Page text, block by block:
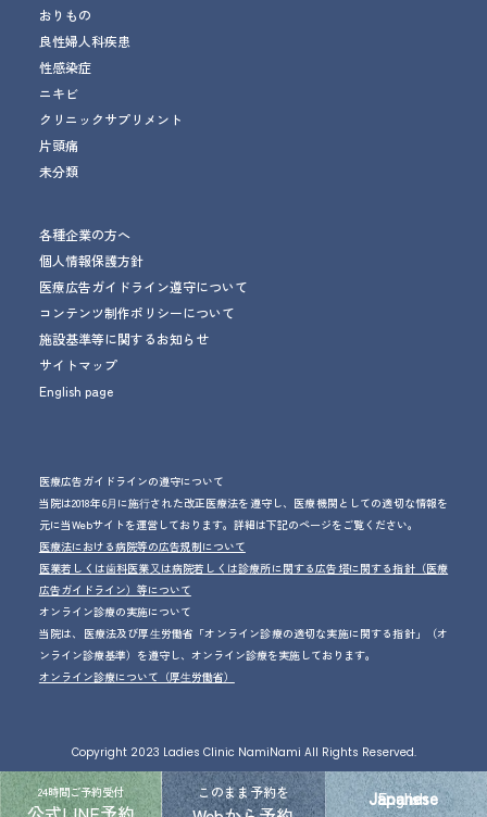
おりもの
良性婦人科疾患
性感染症
ニキビ
クリニックサプリメント
片頭痛
未分類
各種企業の方へ
個人情報保護方針
医療広告ガイドライン遵守について
コンテンツ制作ポリシーについて
施設基準等に関するお知らせ
サイトマップ
English page
医療広告ガイドラインの遵守について
当院は2018年6⽉に施⾏された改正医療法を遵守し、医療機関としての適切な情報を
元に当Webサイトを運営しております。詳細は下記のページをご覧ください。
医療法における病院等の広告規制について
医業若しくは⻭科医業⼜は病院若しくは診療所に関する広告塔に関する指針（医療
広告ガイドライン）等について
オンライン診療の実施について
当院は、医療法及び厚⽣労働省「オンライン診療の適切な実施に関する指針」（オ
ンライン診療基準）を遵守し、オンライン診療を実施しております。
オンライン診療について（厚⽣労働省）
Copyright 2023 Ladies Clinic NamiNami All Rights Reserved.
24時間ご予約受付 このまま予約を English
Japanese